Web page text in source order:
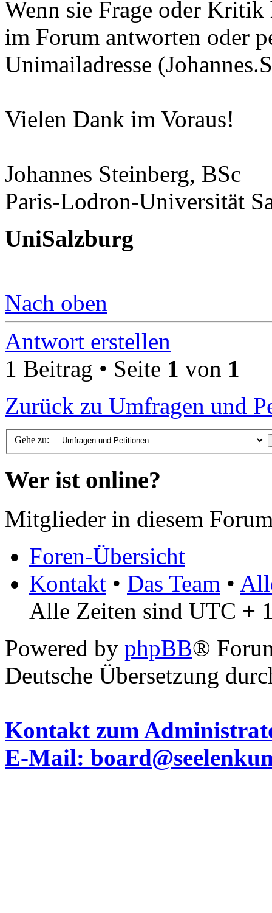
Wenn sie Frage oder
im Forum antworten oder
Unimailadresse
Vielen Dank im Voraus!
Johannes Steinberg, BSc
Paris-Lodron-Universität
UniSalzburg
Nach oben
Antwort erstellen
1 Beitrag • Seite 1 von 1
Zurück zu Umfragen und
Gehe zu:
Wer ist online?
Mitglieder in diesem
Foren-Übersicht
Kontakt • Das Team •
Alle Zeiten sind UTC +
Powered by phpBB®
Deutsche Übersetzung
Kontakt zum
E-Mail: